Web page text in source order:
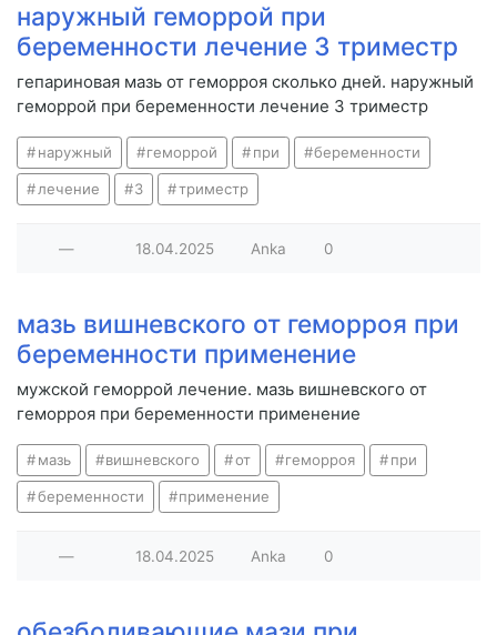
наружный геморрой при
беременности лечение 3 триместр
гепариновая мазь от геморроя сколько дней. наружный
геморрой при беременности лечение 3 триместр
наружный геморрой при беременности
лечение 3 триместр
— 18.04.2025 Anka 0
мазь вишневского от геморроя при
беременности применение
мужской геморрой лечение. мазь вишневского от
геморроя при беременности применение
мазь вишневского от геморроя при
беременности применение
— 18.04.2025 Anka 0